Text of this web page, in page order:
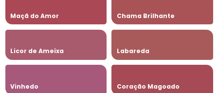
Maçã do Amor Chama Brilhante
Licor de Ameixa Labareda
Vinhedo Coração Magoado